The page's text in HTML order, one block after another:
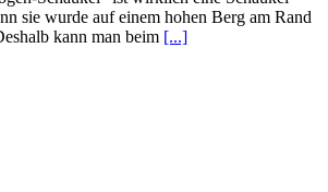
sie wurde auf einem hohen Berg am Rand
kann man beim [...]